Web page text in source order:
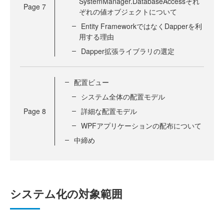
Page 7
ぞれの値オブジェクトについて
Entity FrameworkではなくDapperを利
用する理由
Dapper拡張ライブラリの選定
Page 8
配置ビュー
システム全体の配置モデル
詳細な配置モデル
WPFアプリケーションの配布について
中締め
システム化の対象範囲